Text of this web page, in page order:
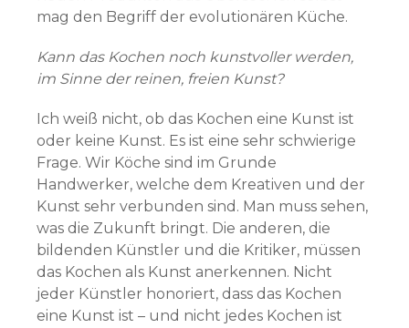
mag den Begriff der evolutionären Küche.
Kann das Kochen noch kunstvoller werden,
im Sinne der reinen, freien Kunst?
Ich weiß nicht, ob das Kochen eine Kunst ist
oder keine Kunst. Es ist eine sehr schwierige
Frage. Wir Köche sind im Grunde
Handwerker, welche dem Kreativen und der
Kunst sehr verbunden sind. Man muss sehen,
was die Zukunft bringt. Die anderen, die
bildenden Künstler und die Kritiker, müssen
das Kochen als Kunst anerkennen. Nicht
jeder Künstler honoriert, dass das Kochen
eine Kunst ist – und nicht jedes Kochen ist